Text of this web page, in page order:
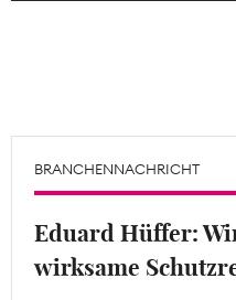
BRANCHENNACHRICHT
Eduard Hüffer:
wirksame